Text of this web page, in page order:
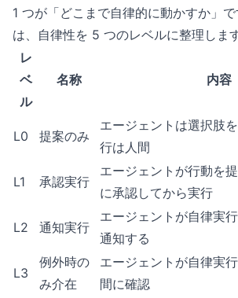
1 つが「どこまで自律的に動かすか」
は、自律性を 5 つのレベルに整理します
レ
ベ
ル
名称 内容
L0 提案のみ
エージェントは選択肢
行は人間
L1 承認実行
エージェントが行動を
に承認してから実行
L2 通知実行
エージェントが自律実
通知する
L3
例外時の
み介在
エージェントが自律実
間に確認